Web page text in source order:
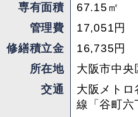
専有面積
67.15㎡
管理費
17,051円
修繕積立金
16,735円
所在地
大阪市中央
交通
大阪メトロ
線「谷町六